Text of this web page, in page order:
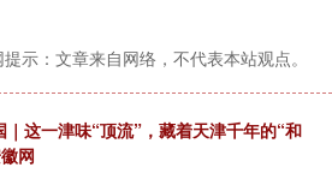
示：文章来自网络，不代表本站观点。
这一津味“顶流”，藏着天津千年的“和
网